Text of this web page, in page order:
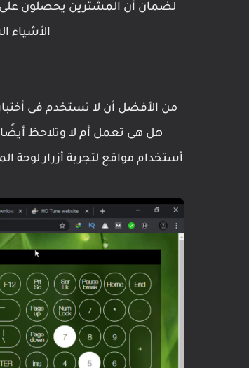
لضمان أن المشترين يحصلون على
الأشياء
من الأفضل أن لا تستخدم فى
هل هى تعمل أم لا وتلاحظ أيضًا
أستخدام مواقع لتجربة أزرار لوحة